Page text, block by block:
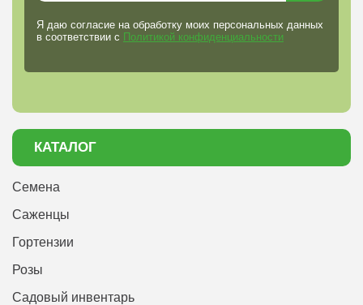
Я даю согласие на обработку моих персональных данных
в соответствии с Политикой конфиденциальности
КАТАЛОГ
Семена
Саженцы
Гортензии
Розы
Садовый инвентарь